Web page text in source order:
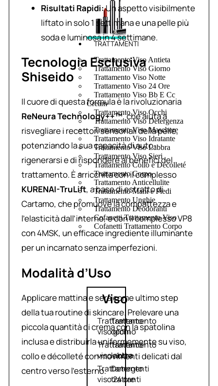
TRATTAMENTI
Trattamento Viso Antieta
Trattamento Viso Giorno
Trattamento Viso Notte
Trattamento Viso 24 Ore
Trattamento Viso Bb E Cc
Cream
Trattamento Viso Occhi
Trattamento Viso Detergenza
Trattamento Viso Maschere
Trattamento Viso Idratante
Trattamento Viso Labbra
Trattamento Viso Sieri
Trattamento Collo e Decolleté
Trattamento Corpo
Trattamento Anticellulite
Trattamento Mani e Piedi
Trattamento Unghie
Trattamento Deodoranti
Cofanetti Trattamento Viso
Cofanetti Trattamento Corpo
Viso
Trattamento
viso giorno
Trattamento
viso notte
Trattamento
viso 24 ore
Trattamento
occhi
Trattamento
labbra
Detergenti
trattanti
Risultati Rapidi:Un aspetto visibilmente
liftato in solo 1 settimana e una pelle più
soda e luminosa in 4 settimane.
Tecnologia Esclusiva
Shiseido
Il cuore di questa formula è la rivoluzionaria
ReNeura Technology++™, che aiuta a
risvegliare i recettori sensoriali della pelle,
potenziando la sua capacità di auto-
rigenerarsi e di rispondere ai benefici del
trattamento. È arricchita con il complesso
KURENAI-TruLift, a base di estratto di
Cartamo, che promuove la compattezza e
l’elasticità dall’interno, e con il complesso VP8
con 4MSK, un efficace ingrediente illuminante
per un incarnato senza imperfezioni.
Modalità d’Uso
Applicare mattina e sera come ultimo step
della tua routine di skincare. Prelevare una
piccola quantità di crema con la spatolina
inclusa e distribuirla uniformemente su viso,
collo e décolleté con movimenti delicati dal
centro verso l’esterno.